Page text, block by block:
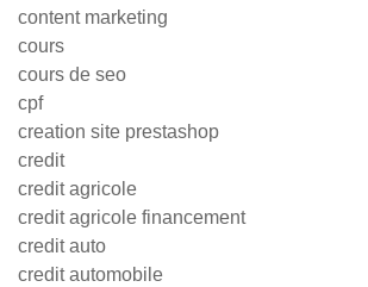
content marketing
cours
cours de seo
cpf
creation site prestashop
credit
credit agricole
credit agricole financement
credit auto
credit automobile